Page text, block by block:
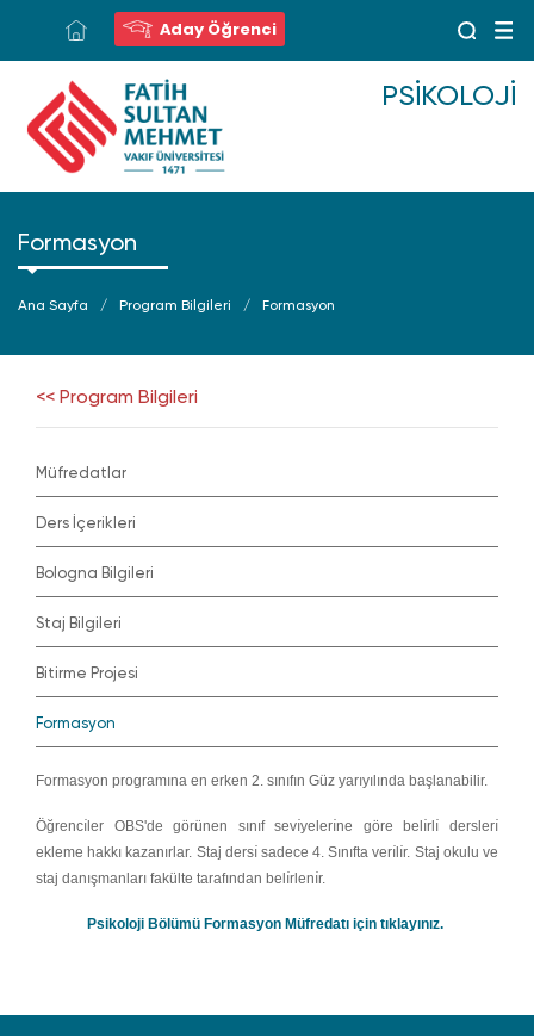
Aday Öğrenci
PSIKOLOJI
Formasyon
Ana Sayfa Program Bilgileri Formasyon
<< Program Bilgileri
Müfredatlar
Ders İçerikleri
Bologna Bilgileri
Staj Bilgileri
Bitirme Projesi
Formasyon
Formasyon programına en erken 2. sınıfın Güz yarıyılında başlanabilir.
Öğrencı̇ler OBS'de görünen sınıf sevı̇yelerı̇ne göre belı̇rlı̇ derslerı̇
ekleme hakkı kazanırlar. Staj dersı̇ sadece 4. Sınıfta verı̇lı̇r. Staj okulu ve
staj danışmanları fakülte tarafından belı̇rlenı̇r.
Psikoloji Bölümü Formasyon Müfredatı için tıklayınız.